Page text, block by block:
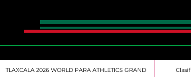
TLAXCALA 2026 WORLD PARA ATHLETICS GRAND